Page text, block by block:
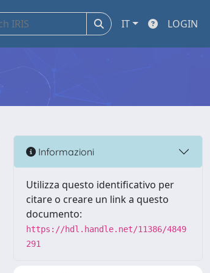
IT LOGIN
Informazioni
Utilizza questo identificativo per
citare o creare un link a questo
documento:
https://hdl.handle.net/11386/4849
291